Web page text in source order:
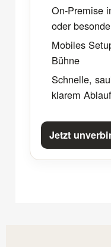
On-Premise
oder
Mobiles
Bühne
Schnelle,
klarem
Jetzt